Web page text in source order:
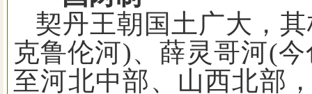
契丹王朝国土广大，
克鲁伦河)、薛灵哥河(
至河北中部、山西北部